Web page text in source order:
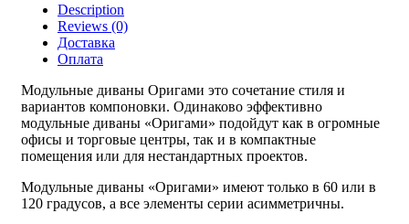
Description
Reviews (0)
Доставка
Оплата
Модульные диваны Оригами это сочетание стиля и
вариантов компоновки. Одинаково эффективно
модульные диваны «Оригами» подойдут как в огромные
офисы и торговые центры, так и в компактные
помещения или для нестандартных проектов.
Модульные диваны «Оригами» имеют только в 60 или в
120 градусов, а все элементы серии асимметричны.